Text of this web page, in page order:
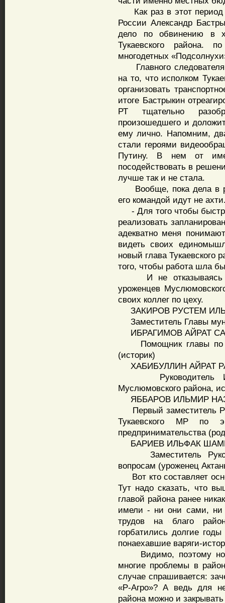
Как раз в этот период
России Александр
дело по обвинению в
Тукаевского района.
многодетных
Главного следователя
на то, что исполком
организовать
итоге Бастрыкин
РТ тщательно
произошедшего и
ему лично. Напомним,
стали героями
Путину. В нем от
посодействовать в
лучше так и не стала.
Вообще, пока дела в
его командой идут не
- Для того чтобы
реализовать
адекватно меня
видеть своих
новый глава
того, чтобы работа шла
И не отказываясь
уроженцев
своих коллег по цеху.
ЗАКИРОВ РУСТЕМ
Заместитель Главы
ИБРАГИМОВ АЙРАТ
Помощник главы по
(историк)
ХАБИБУЛЛИН АЙРАТ
Руководитель
Муслюмовского района,
ЯББАРОВ ИЛЬМИР
Первый заместитель
Тукаевского МР по
предпринимательства
БАРИЕВ ИЛЬФАК
Заместитель
вопросам (уроженец
Вот кто составляет
Тут надо сказать, что
главой района ранее
имели - ни они сами, ни
трудов на благо
горбатились долгие
понаехавшие варяги-
Видимо, поэтому
многие проблемы в
случае спрашивается:
«Р-Агро»? А ведь для
района можно и